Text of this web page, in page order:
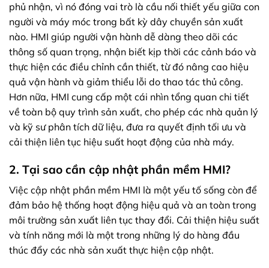
phủ nhận, vì nó đóng vai trò là cầu nối thiết yếu giữa con
người và máy móc trong bất kỳ dây chuyền sản xuất
nào. HMI giúp người vận hành dễ dàng theo dõi các
thông số quan trọng, nhận biết kịp thời các cảnh báo và
thực hiện các điều chỉnh cần thiết, từ đó nâng cao hiệu
quả vận hành và giảm thiểu lỗi do thao tác thủ công.
Hơn nữa, HMI cung cấp một cái nhìn tổng quan chi tiết
về toàn bộ quy trình sản xuất, cho phép các nhà quản lý
và kỹ sư phân tích dữ liệu, đưa ra quyết định tối ưu và
cải thiện liên tục hiệu suất hoạt động của nhà máy.
2. Tại sao cần cập nhật phần mềm HMI?
Việc cập nhật phần mềm HMI là một yếu tố sống còn để
đảm bảo hệ thống hoạt động hiệu quả và an toàn trong
môi trường sản xuất liên tục thay đổi. Cải thiện hiệu suất
và tính năng mới là một trong những lý do hàng đầu
thúc đẩy các nhà sản xuất thực hiện cập nhật.